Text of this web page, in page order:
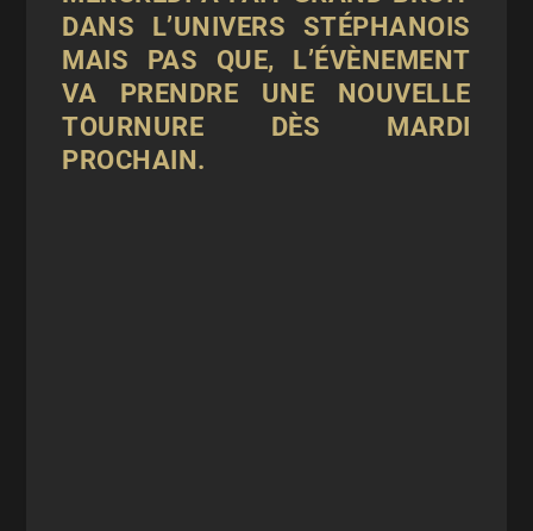
DANS L’UNIVERS STÉPHANOIS
MAIS PAS QUE, L’ÉVÈNEMENT
VA PRENDRE UNE NOUVELLE
TOURNURE DÈS MARDI
PROCHAIN.